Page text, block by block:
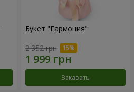
Букет "Гармония"
2 352 грн
Заказать